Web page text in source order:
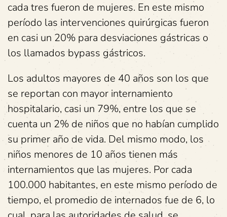
cada tres fueron de mujeres. En este mismo
período las intervenciones quirúrgicas fueron
en casi un 20% para desviaciones gástricas o
los llamados bypass gástricos.
Los adultos mayores de 40 años son los que
se reportan con mayor internamiento
hospitalario, casi un 79%, entre los que se
cuenta un 2% de niños que no habían cumplido
su primer año de vida. Del mismo modo, los
niños menores de 10 años tienen más
internamientos que las mujeres. Por cada
100.000 habitantes, en este mismo período de
tiempo, el promedio de internados fue de 6, lo